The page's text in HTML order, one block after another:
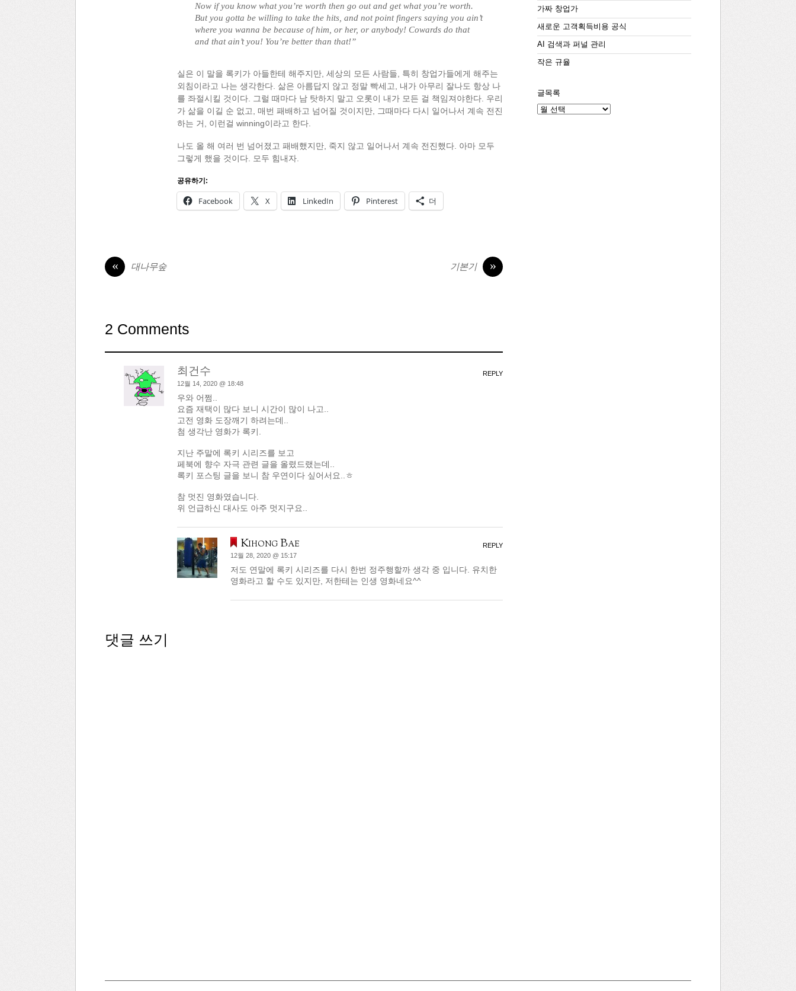
Now if you know what you’re worth then go out and get what you’re worth.
But you gotta be willing to take the hits, and not point fingers saying you ain’t
where you wanna be because of him, or her, or anybody! Cowards do that
and that ain’t you! You’re better than that!”
실은 이 말을 록키가 아들한테 해주지만, 세상의 모든 사람들, 특히 창업가들에게 해주는
외침이라고 나는 생각한다. 삶은 아름답지 않고 정말 빡세고, 내가 아무리 잘나도 항상 나
를 좌절시킬 것이다. 그럴 때마다 남 탓하지 말고 오롯이 내가 모든 걸 책임져야한다. 우리
가 삶을 이길 순 없고, 매번 패배하고 넘어질 것이지만, 그때마다 다시 일어나서 계속 전진
하는 거, 이런걸 winning이라고 한다.
나도 올 해 여러 번 넘어졌고 패배했지만, 죽지 않고 일어나서 계속 전진했다. 아마 모두
그렇게 했을 것이다. 모두 힘내자.
공유하기:
Facebook X LinkedIn Pinterest 더
« 대나무숲 »
기본기
2 Comments
최건수
12월 14, 2020 @ 18:48
우와 어쩜..
요즘 재택이 많다 보니 시간이 많이 나고..
고전 영화 도장깨기 하려는데..
첨 생각난 영화가 록키.
지난 주말에 록키 시리즈를 보고
페북에 향수 자극 관련 글을 올렸드랬는데..
록키 포스팅 글을 보니 참 우연이다 싶어서요..ㅎ
참 멋진 영화였습니다.
위 언급하신 대사도 아주 멋지구요..
REPLY
Kihong Bae
12월 28, 2020 @ 15:17
저도 연말에 록키 시리즈를 다시 한번 정주행할까 생각 중 입니다. 유치한
영화라고 할 수도 있지만, 저한테는 인생 영화네요^^
REPLY
댓글 쓰기
가짜 창업가
새로운 고객획득비용 공식
AI 검색과 퍼널 관리
작은 규율
글목록
글